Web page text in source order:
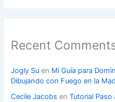
Recent
Jogly Su en Mi Guía para
Dibujando con Fuego en la
Cecile Jacobs enTutorial Paso